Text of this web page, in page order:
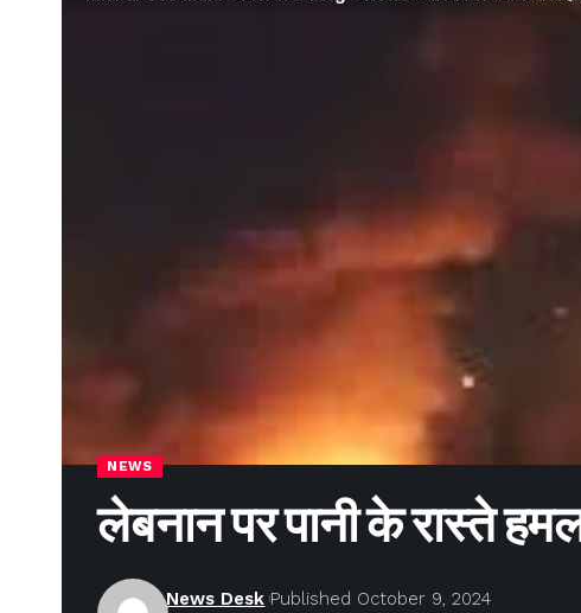
NEWS
लेबनान पर पानी के रास्ते
News Desk Published October 9, 2024